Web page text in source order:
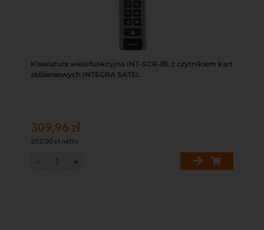
Klawiatura wielofunkcyjna INT-SCR-BL z czytnikiem kart
zbliżeniowych INTEGRA SATEL
309,96 zł
252,00 zł netto